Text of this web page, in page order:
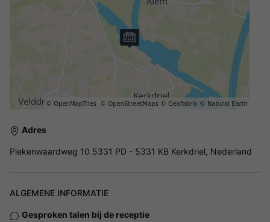
Adres
Piekenwaardweg 10 5331 PD - 5331 KB Kerkdriel, Nederland
ALGEMENE INFORMATIE
Gesproken talen bij de receptie